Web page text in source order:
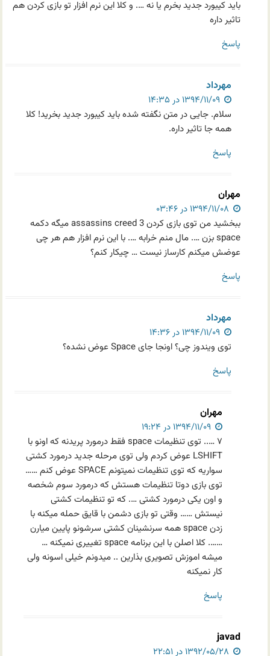
باید کیبورد جدید بخرم یا نه …. و کلا این نرم افزار تو بازی کردن هم
تاثیر داره
پاسخ
مهرداد
سلام. جایی در متن نگفته شده باید کیبورد جدید بخرید! کلا
همه جا تاثیر داره.
پاسخ
مهران
ببخشید من توی بازی کردن assassins creed 3 میگه دکمه
space بزن …. مال منم خرابه …. با این نرم افزار هم هر چی
عوضش میکنم کارساز نیست … چیکار کنم؟
پاسخ
مهرداد
توی ویندوز چی؟ اونجا جای Space عوض نشده؟
پاسخ
مهران
۷ ….. توی تنظیمات space فقط درمورد پریدنه که اونو با
LSHIFT عوض کردم ولی توی مرحله جدید درمورد کشتی
سواریه که توی تنظیمات نمیتونم SPACE عوض کنم ……
توی بازی دوتا تنظیمات هستش که درمورد سوم شخصه
و اون یکی درمورد کشتی …. که تو تنظیمات کشتی
نیستش …… وقتی تو بازی دشمن با قایق حمله میکنه با
زدن space همه سرنشینان کشتی سرشونو پایین میارن
……. کلا اصلن با این برنامه space تغییری نمیکنه …
میشه اموزش تصویری بذارین .. میدونم خیلی اسونه ولی
کار نمیکنه
پاسخ
javad